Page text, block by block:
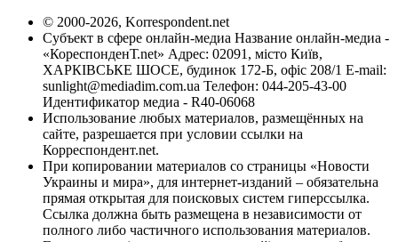
© 2000-2026, Korrespondent.net
Субъект в сфере онлайн-медиа Название онлайн-медиа -
«КореспонденТ.net» Адрес: 02091, місто Київ,
ХАРКІВСЬКЕ ШОСЕ, будинок 172-Б, офіс 208/1 E-mail:
sunlight@mediadim.com.ua Телефон: 044-205-43-00
Идентификатор медиа - R40-06068
Использование любых материалов, размещённых на
сайте, разрешается при условии ссылки на
Корреспондент.net.
При копировании материалов со страницы «Новости
Украины и мира», для интернет-изданий – обязательна
прямая открытая для поисковых систем гиперссылка.
Ссылка должна быть размещена в независимости от
полного либо частичного использования материалов.